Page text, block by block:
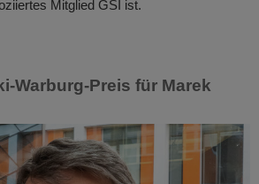
Mitglied GSI ist.
Warburg-Preis für Marek